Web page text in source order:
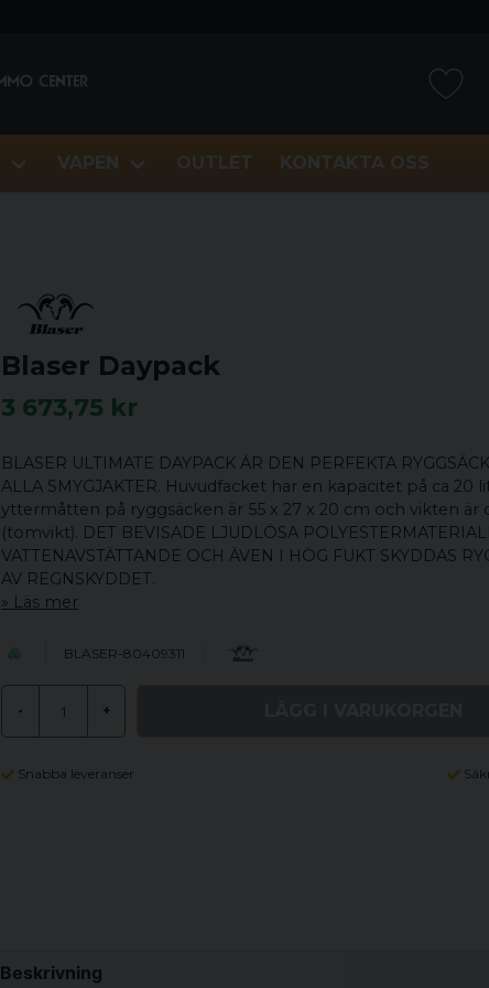
VAPEN OUTLET KONTAKTA OSS
Blaser Daypack
3 673,75 kr
BLASER ULTIMATE DAYPACK ÄR DEN PERFEKTA
ALLA SMYGJAKTER. Huvudfacket har en kapacitet på ca 20
yttermåtten på ryggsäcken är 55 x 27 x 20 cm och vikten är
(tomvikt). DET BEVISADE LJUDLÖSA
VATTENAVSTÄTTANDE OCH ÄVEN I HÖG FUKT SKYDDAS
AV REGNSKYDDET.
Läs mer
BLASER-80409311
- +
Snabba leveranser
Beskrivning